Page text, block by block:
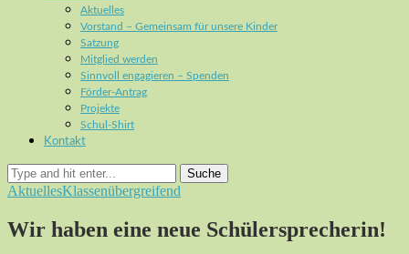
Aktuelles
Vorstand – Gemeinsam für unsere Kinder
Satzung
Mitglied werden
Sinnvoll engagieren – Spenden
Förder-Antrag
Projekte
Schul-Shirt
Kontakt
Suche
AktuellesKlassenübergreifend
Wir haben eine neue Schülersprecherin!